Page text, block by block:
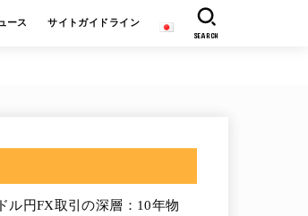
ース サイトガイドライン
SEARCH
ドル円FX取引の深層：10年物